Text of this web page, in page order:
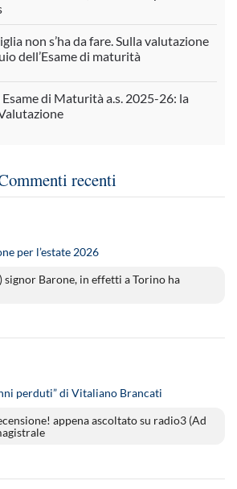
non s’ha da fare. Sulla valutazione
dell’Esame di maturità
di Maturità a.s. 2025-26: la
recenti
per l’estate 2026
signor Barone, in effetti a Torino ha
perduti” di Vitaliano Brancati
appena ascoltato su radio3 (Ad